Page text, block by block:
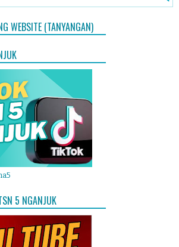
WEBSITE (TANYANGAN)
5 NGANJUK